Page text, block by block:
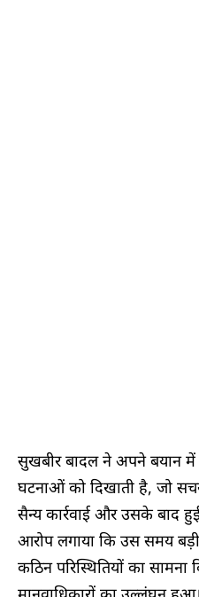
सुखबीर बादल ने अपने बयान
घटनाओं को दिखाती है, जो
सैन्य कार्रवाई और उसके बाद
आरोप लगाया कि उस समय
कठिन परिस्थितियों का